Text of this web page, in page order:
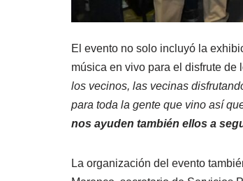
El evento no solo incluyó la
música en vivo para el disfrute de
los vecinos, las vecinas
para toda la gente que vino así
nos ayuden también ellos a
La organización del evento